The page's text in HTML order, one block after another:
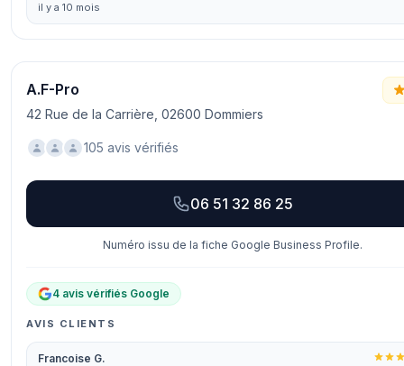
il y a 10 mois
A.F-Pro
42 Rue de la Carrière, 02600 Dommiers
105 avis vérifiés
06 51 32 86 25
Numéro issu de la fiche Google Business Profile.
4 avis vérifiés Google
AVIS CLIENTS
Francoise G.